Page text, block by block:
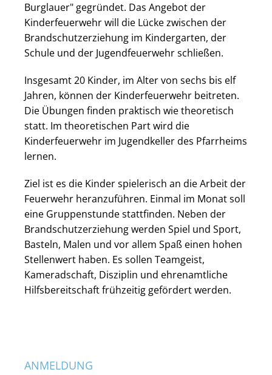
Burglauer" gegründet. Das Angebot der
Kinderfeuerwehr will die Lücke zwischen der
Brandschutzerziehung im Kindergarten, der
Schule und der Jugendfeuerwehr schließen.
Insgesamt 20 Kinder, im Alter von sechs bis elf
Jahren, können der Kinderfeuerwehr beitreten.
Die Übungen finden praktisch wie theoretisch
statt. Im theoretischen Part wird die
Kinderfeuerwehr im Jugendkeller des Pfarrheims
lernen.
Ziel ist es die Kinder spielerisch an die Arbeit der
Feuerwehr heranzuführen. Einmal im Monat soll
eine Gruppenstunde stattfinden. Neben der
Brandschutzerziehung werden Spiel und Sport,
Basteln, Malen und vor allem Spaß einen hohen
Stellenwert haben. Es sollen Teamgeist,
Kameradschaft, Disziplin und ehrenamtliche
Hilfsbereitschaft frühzeitig gefördert werden.
ANMELDUNG